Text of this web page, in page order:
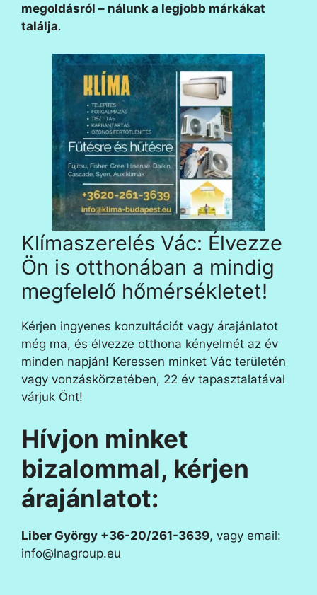
megoldásról – nálunk a legjobb márkákat
találja.
Klímaszerelés Vác: Élvezze
Ön is otthonában a mindig
megfelelő hőmérsékletet!
Kérjen ingyenes konzultációt vagy árajánlatot
még ma, és élvezze otthona kényelmét az év
minden napján! Keressen minket Vác területén
vagy vonzáskörzetében, 22 év tapasztalatával
várjuk Önt!
Hívjon minket
bizalommal, kérjen
árajánlatot:
Liber György +36-20/261-3639, vagy email:
info@lnagroup.eu